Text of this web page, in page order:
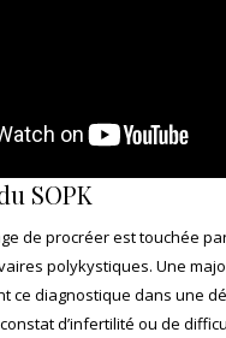
SOPK
de procréer est touchée
polykystiques. Une
ce diagnostique dans une
d’infertilité ou de